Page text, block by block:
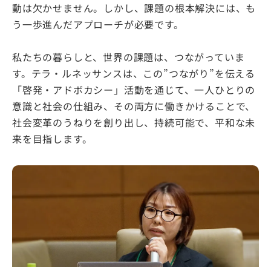
動は欠かせません。しかし、課題の根本解決には、も
う一歩進んだアプローチが必要です。
私たちの暮らしと、世界の課題は、つながっていま
す。テラ・ルネッサンスは、この”つながり”を伝える
「啓発・アドボカシー」活動を通じて、一人ひとりの
意識と社会の仕組み、その両方に働きかけることで、
社会変革のうねりを創り出し、持続可能で、平和な未
来を目指します。